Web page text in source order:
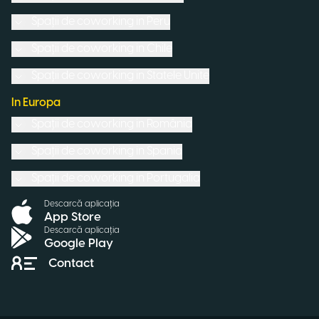
In Europa
Descarcă aplicația
App Store
Descarcă aplicația
Google Play
Contact